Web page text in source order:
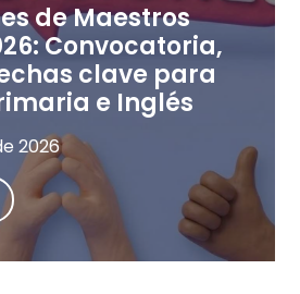
de Maestros
Convocatoria,
clave para
e Inglés
2026